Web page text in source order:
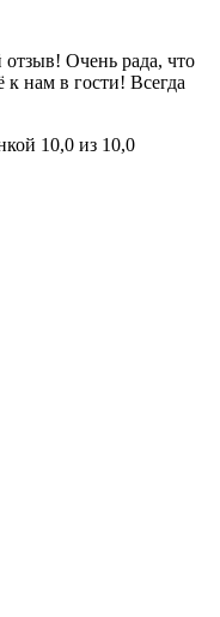
Очень рада, что
нам в гости! Всегда
10,0 из 10,0